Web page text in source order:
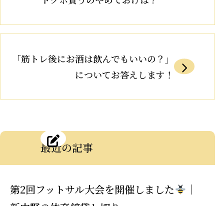
「筋トレ後にお酒は飲んでもいいの？」
についてお答えします！
最近の記事
第2回フットサル大会を開催しました
｜